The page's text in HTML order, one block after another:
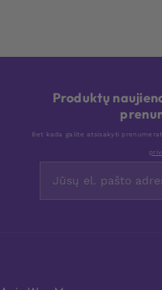
Produktų
Bet kada galite atsisakyti